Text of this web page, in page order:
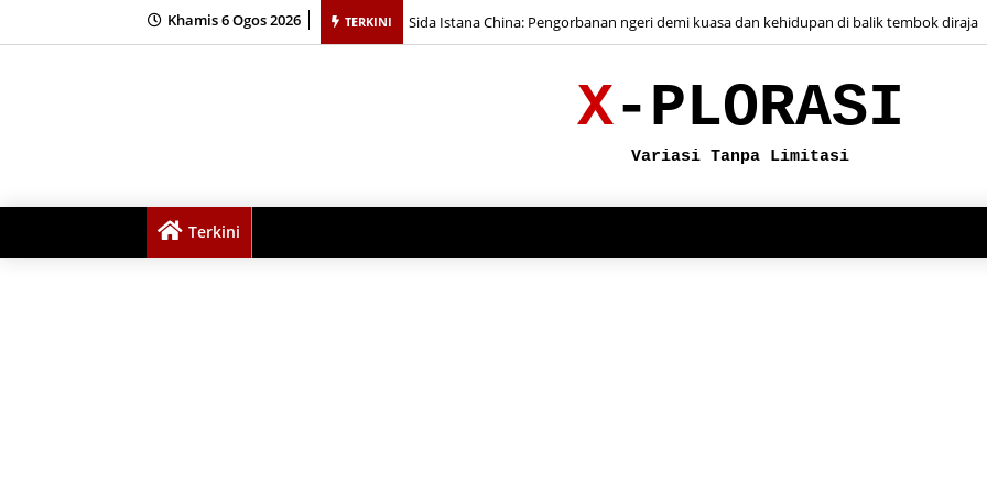
Khamis 6 Ogos 2026 TERKINI
Sida Istana China: Pengorbanan ngeri demi kuasa dan kehidupan di balik tembok diraja
Paul Tibbets dan Misi Enola Gay: Kisah juruterbang yang menggugurkan bom atom di
X-PLORASI
Variasi Tanpa Limitasi
Terkini